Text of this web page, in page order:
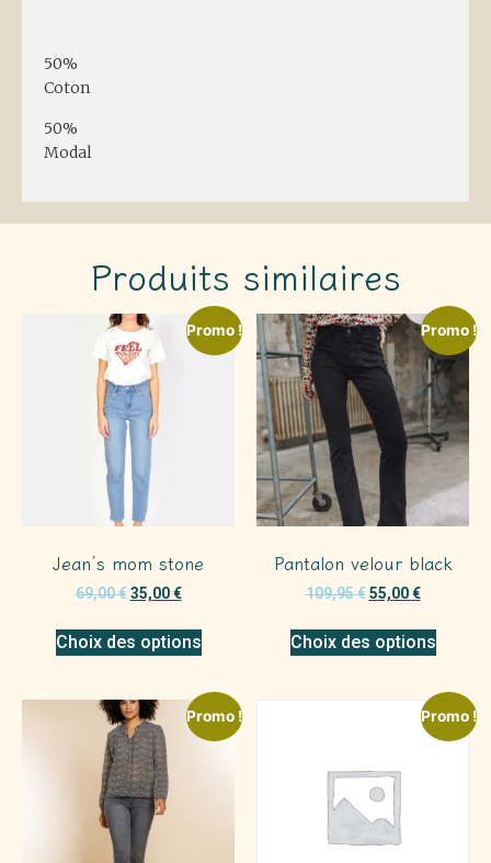
50%
Coton
50%
Modal
Produits similaires
Promo !
Jean’s mom stone
69,00€ 35,00€
Choix des options
Promo !
Pantalon velour black
109,95€ 55,00€
Choix des options
Promo ! Promo !